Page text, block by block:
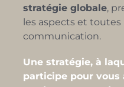
stratégie globale,
les aspects et
communication.
Une stratégie, à
participe pour vous